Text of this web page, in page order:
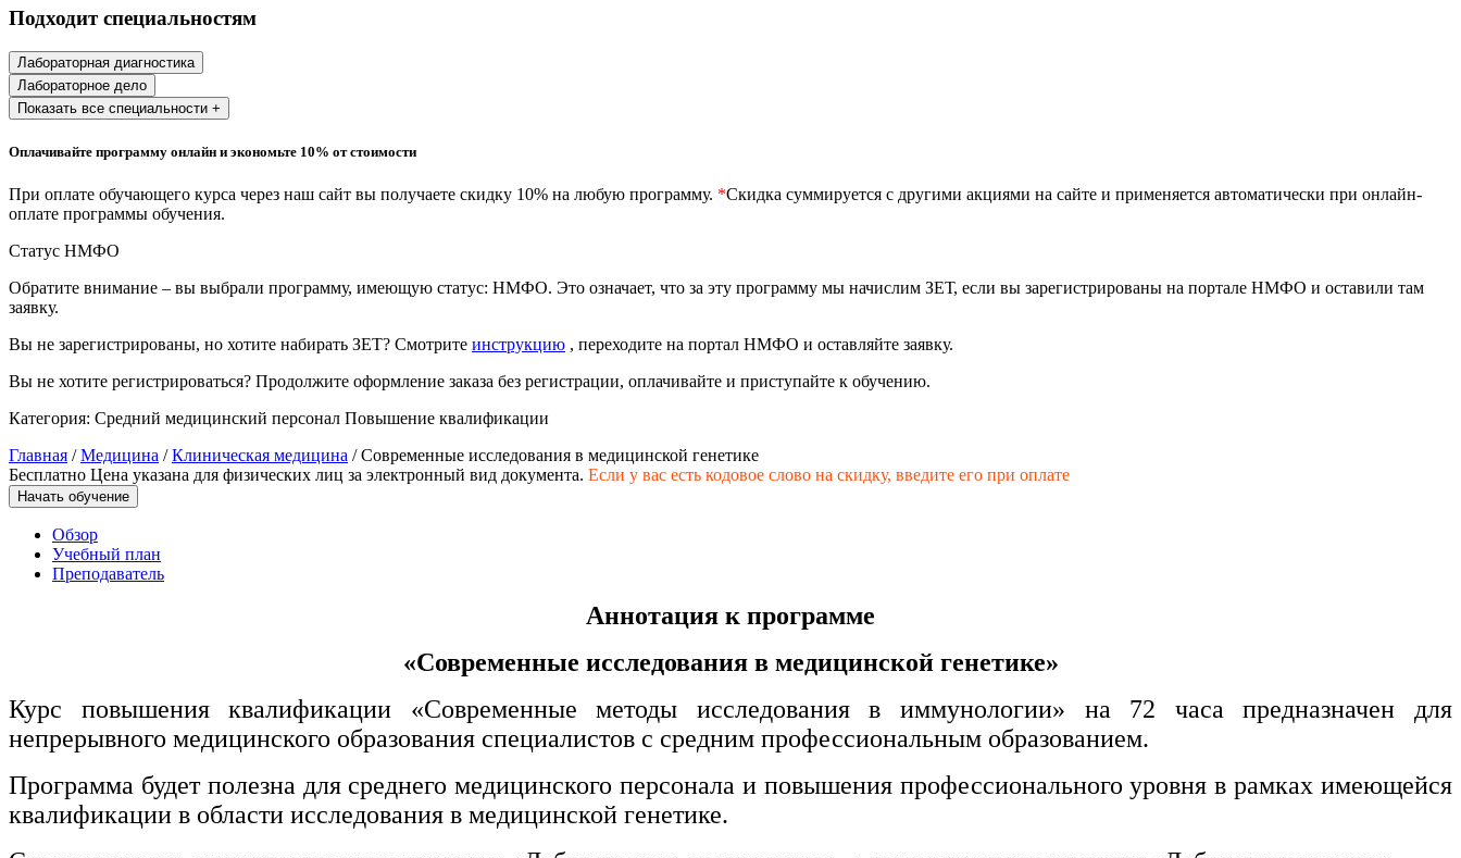
и служащих
История и археология
Психологические науки
Техносферная безопасность и ОТ
Экологическая безопасность в
промышленности
Управление охраной труда.
Допуски
Управление административно-
хозяйственной деятельностью
Техника-технологии
Подходит специальностям
Лабораторная диагностика
Лабораторное дело
Показать все специальности +
Оплачивайте программу онлайн и экономьте 10% от стоимости
При оплате обучающего курса через наш сайт вы получаете скидку 10% на любую программу. *Скидка суммируется с другими акциями на сайте и применяется автоматически при онлайн-
оплате программы обучения.
Статус НМФО
Обратите внимание – вы выбрали программу, имеющую статус: НМФО. Это означает, что за эту программу мы начислим ЗЕТ, если вы зарегистрированы на портале НМФО и оставили там
заявку.
Вы не зарегистрированы, но хотите набирать ЗЕТ? Смотрите инструкцию , переходите на портал НМФО и оставляйте заявку.
Вы не хотите регистрироваться? Продолжите оформление заказа без регистрации, оплачивайте и приступайте к обучению.
Категория: Средний медицинский персонал Повышение квалификации
Главная /Медицина /Клиническая медицина / Современные исследования в медицинской генетике
Бесплатно Цена указана для физических лиц за электронный вид документа. Если у вас есть кодовое слово на скидку, введите его при оплате
Начать обучение
Обзор
Учебный план
Преподаватель
Аннотация к программе
«Современные исследования в медицинской генетике»
Курс повышения квалификации «Современные методы исследования в иммунологии» на 72 часа предназначен для
непрерывного медицинского образования специалистов с средним профессиональным образованием.
Программа будет полезна для среднего медицинского персонала и повышения профессионального уровня в рамках имеющейся
квалификации в области исследования в медицинской генетике.